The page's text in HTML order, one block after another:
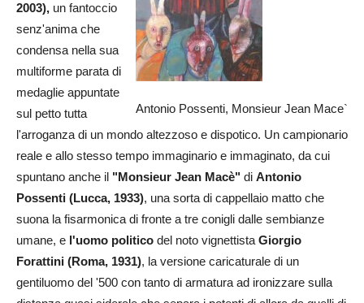
Antonio Possenti, Monsieur Jean Mace`
2003), un fantoccio
senz'anima che
condensa nella sua
multiforme parata di
medaglie appuntate
sul petto tutta
l'arroganza di un mondo altezzoso e dispotico. Un campionario
reale e allo stesso tempo immaginario e immaginato, da cui
spuntano anche il "Monsieur Jean Macè" di Antonio
Possenti (Lucca, 1933), una sorta di cappellaio matto che
suona la fisarmonica di fronte a tre conigli dalle sembianze
umane, e l'uomo politico del noto vignettista Giorgio
Forattini (Roma, 1931), la versione caricaturale di un
gentiluomo del '500 con tanto di armatura ad ironizzare sulla